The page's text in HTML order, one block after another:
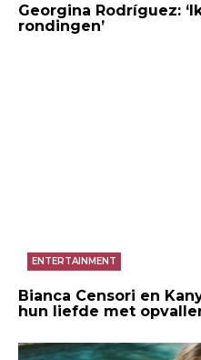
Georgina Rodríguez:
rondingen’
ENTERTAINMENT
Bianca Censori en
hun liefde met